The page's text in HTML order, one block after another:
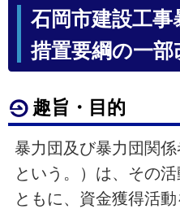
石岡市建設工事
措置要綱の一部
趣旨・目的
暴力団及び暴力団関係
という。）は、その
ともに、資金獲得活